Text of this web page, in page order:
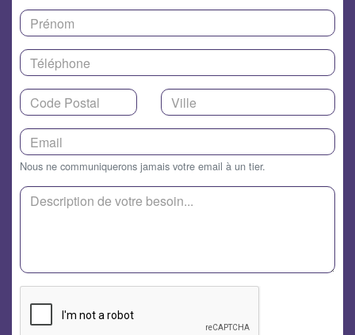
Nous ne communiquerons jamais votre email à un tier.